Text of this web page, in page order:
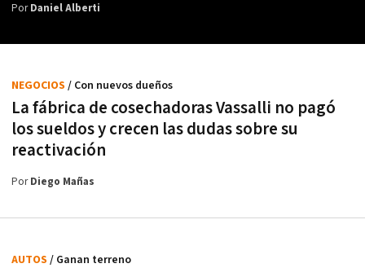
PorDaniel Alberti
La fábrica de cosechadoras Vassalli no pagó
los sueldos y crecen las dudas sobre su
reactivación
NEGOCIOS / Con nuevos dueños
PorDiego Mañas
AUTOS / Ganan terreno